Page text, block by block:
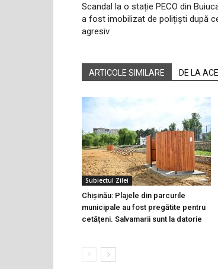
Scandal la o stație PECO din
a fost imobilizat de polițiști după
agresiv
ARTICOLE SIMILARE DE LA
Subiectul Zilei
Chișinău: Plajele din parcurile
municipale au fost pregătite pentru
cetățeni. Salvamarii sunt la datorie